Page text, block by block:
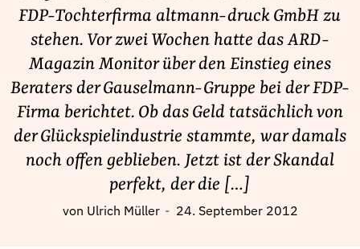
Lobbykontrolle und Regeln
Lobbyismus und Klima
Macht der Digitalkonzerne
Spenden & Fördern
Fördermitglied werden
Jetzt Spenden
Geschenkspende
Bußgelder und Geldauflagen
FDP-Tochterfirma altmann-druck GmbH zu
stehen. Vor zwei Wochen hatte das ARD-
Magazin Monitor über den Einstieg eines
Beraters der Gauselmann-Gruppe bei der FDP-
Firma berichtet. Ob das Geld tatsächlich von
der Glückspielindustrie stammte, war damals
noch offen geblieben. Jetzt ist der Skandal
perfekt, der die […]
von Ulrich Müller 24. September 2012